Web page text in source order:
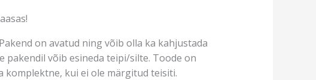
on avatud ning võib olla ka kahjustada
pakendil võib esineda teipi/silte. Toode on
komplektne, kui ei ole märgitud teisiti.